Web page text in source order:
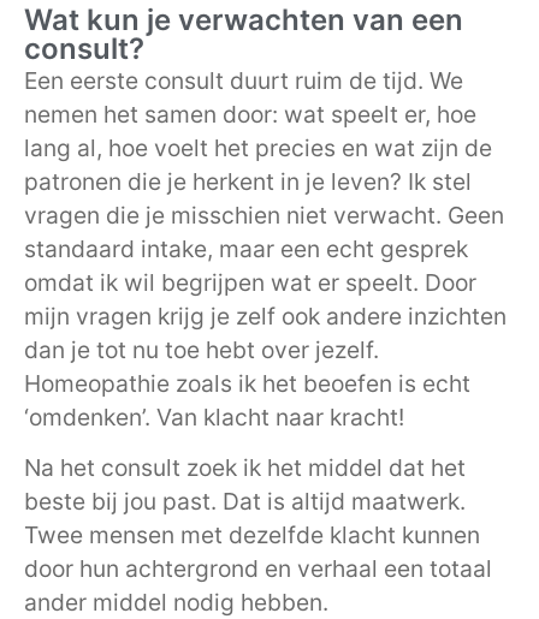
Wat kun je verwachten van een
consult?
Een eerste consult duurt ruim de tijd. We
nemen het samen door: wat speelt er, hoe
lang al, hoe voelt het precies en wat zijn de
patronen die je herkent in je leven? Ik stel
vragen die je misschien niet verwacht. Geen
standaard intake, maar een echt gesprek
omdat ik wil begrijpen wat er speelt. Door
mijn vragen krijg je zelf ook andere inzichten
dan je tot nu toe hebt over jezelf.
Homeopathie zoals ik het beoefen is echt
‘omdenken’. Van klacht naar kracht!
Na het consult zoek ik het middel dat het
beste bij jou past. Dat is altijd maatwerk.
Twee mensen met dezelfde klacht kunnen
door hun achtergrond en verhaal een totaal
ander middel nodig hebben.